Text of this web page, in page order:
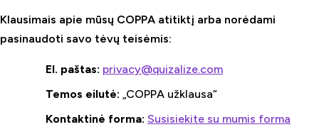
Klausimais apie mūsų COPPA atitiktį arba norėdami
pasinaudoti savo tėvų teisėmis:
El. paštas: privacy@quizalize.com
Temos eilutė: „COPPA užklausa“
Kontaktinė forma: Susisiekite su mumis forma